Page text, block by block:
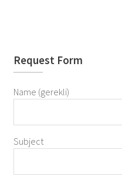
Request Form
Name (gerekli)
Subject